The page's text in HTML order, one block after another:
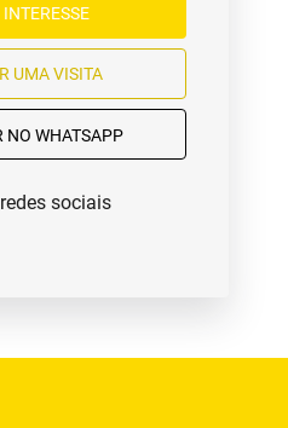
TENHO INTERESSE
AGENDAR UMA VISITA
NO WHATSAPP
sociais